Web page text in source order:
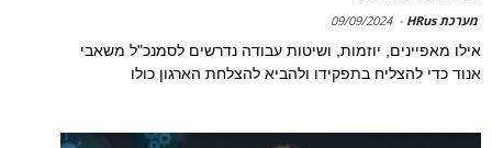
מערכת HRus -
09/09/2024
אילו מאפיינים, יוזמות, ושיטות עבודה נדרשים לסמנכ"ל משאבי
אנוד כדי להצליח בתפקידו ולהביא להצלחת הארגון כולו